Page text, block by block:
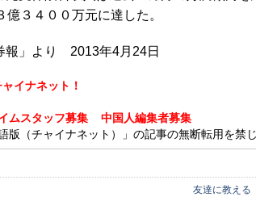
億３４００万元に達した。
報」より 2013年4月24日
イナネット！
ムスタッフ募集
中国人編集者募集
版（チャイナネット）」の記事の無断転用を
友達に教える